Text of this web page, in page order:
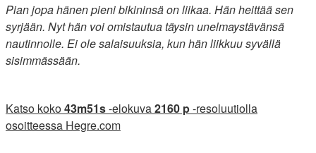
Pian jopa hänen pieni bikininsä on liikaa. Hän heittää sen
syrjään. Nyt hän voi omistautua täysin unelmaystävänsä
nautinnolle. Ei ole salaisuuksia, kun hän liikkuu syvällä
sisimmässään.
Katso koko43m51s-elokuva2160 p-resoluutiolla
osoitteessa Hegre.com